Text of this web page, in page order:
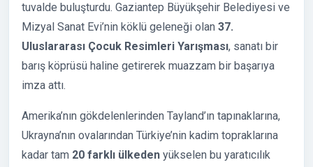
tuvalde buluşturdu. Gaziantep Büyükşehir Belediyesi ve
Mizyal Sanat Evi’nin köklü geleneği olan 37.
Uluslararası Çocuk Resimleri Yarışması, sanatı bir
barış köprüsü haline getirerek muazzam bir başarıya
imza attı.
Amerika’nın gökdelenlerinden Tayland’ın tapınaklarına,
Ukrayna’nın ovalarından Türkiye’nin kadim topraklarına
kadar tam 20 farklı ülkeden yükselen bu yaratıcılık